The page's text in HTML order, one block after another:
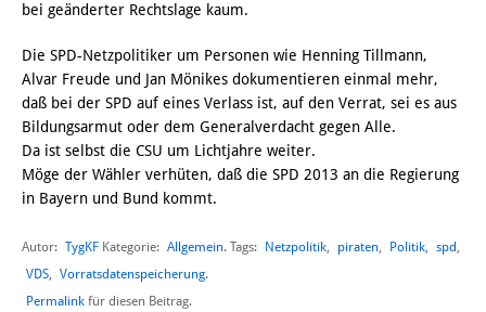
bei geänderter Rechtslage kaum.
Die SPD-Netzpolitiker um Personen wie Henning Tillmann,
Alvar Freude und Jan Mönikes dokumentieren einmal mehr,
daß bei der SPD auf eines Verlass ist, auf den Verrat, sei es aus
Bildungsarmut oder dem Generalverdacht gegen Alle.
Da ist selbst die CSU um Lichtjahre weiter.
Möge der Wähler verhüten, daß die SPD 2013 an die Regierung
in Bayern und Bund kommt.
Autor: TygKF Kategorie: Allgemein. Tags: Netzpolitik, piraten, Politik, spd,
VDS, Vorratsdatenspeicherung.
Permalink für diesen Beitrag.